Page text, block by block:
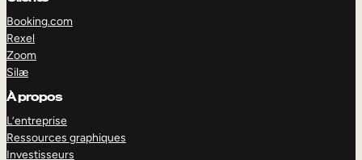
Booking.com
Rexel
Zoom
Silæ
À propos
L’entreprise
Ressources graphiques
Investisseurs